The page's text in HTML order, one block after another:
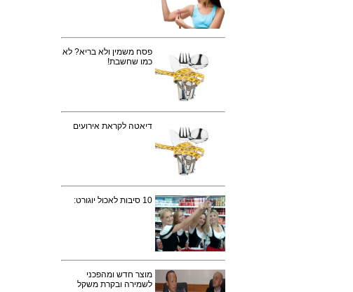
פסח משמין ולא בריא? לא
כמו שחשבת!
דיאטה לקראת אירועים
10 סיבות לאכול יוגורט:
מוצר חדש ומהפכני
לשמירה ובקרת משקל